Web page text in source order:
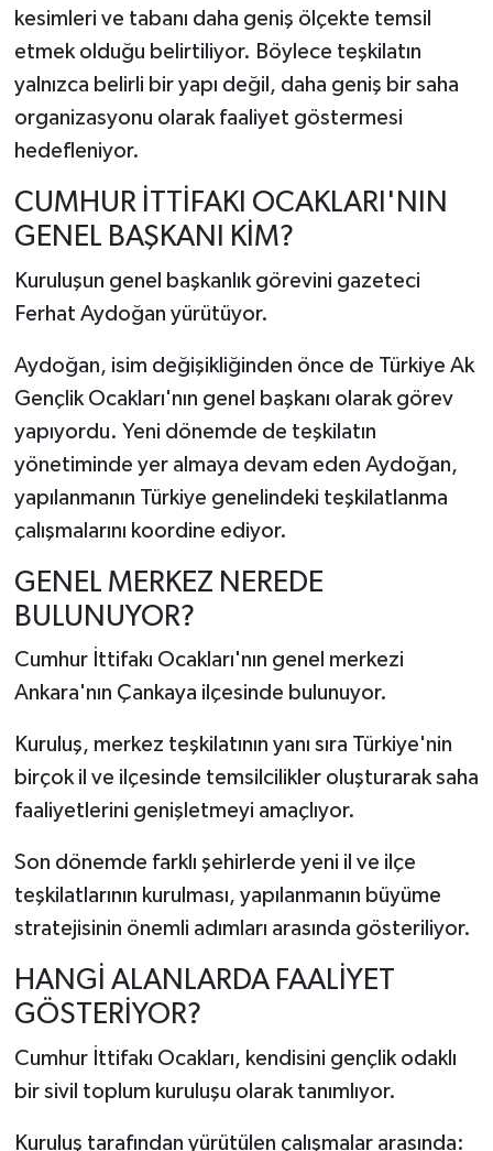
kesimleri ve tabanı daha geniş ölçekte temsil
etmek olduğu belirtiliyor. Böylece teşkilatın
yalnızca belirli bir yapı değil, daha geniş bir saha
organizasyonu olarak faaliyet göstermesi
hedefleniyor.
CUMHUR İTTİFAKI OCAKLARI'NIN
GENEL BAŞKANI KİM?
Kuruluşun genel başkanlık görevini gazeteci
Ferhat Aydoğan yürütüyor.
Aydoğan, isim değişikliğinden önce de Türkiye Ak
Gençlik Ocakları'nın genel başkanı olarak görev
yapıyordu. Yeni dönemde de teşkilatın
yönetiminde yer almaya devam eden Aydoğan,
yapılanmanın Türkiye genelindeki teşkilatlanma
çalışmalarını koordine ediyor.
GENEL MERKEZ NEREDE
BULUNUYOR?
Cumhur İttifakı Ocakları'nın genel merkezi
Ankara'nın Çankaya ilçesinde bulunuyor.
Kuruluş, merkez teşkilatının yanı sıra Türkiye'nin
birçok il ve ilçesinde temsilcilikler oluşturarak saha
faaliyetlerini genişletmeyi amaçlıyor.
Son dönemde farklı şehirlerde yeni il ve ilçe
teşkilatlarının kurulması, yapılanmanın büyüme
stratejisinin önemli adımları arasında gösteriliyor.
HANGİ ALANLARDA FAALİYET
GÖSTERİYOR?
Cumhur İttifakı Ocakları, kendisini gençlik odaklı
bir sivil toplum kuruluşu olarak tanımlıyor.
Kuruluş tarafından yürütülen çalışmalar arasında: